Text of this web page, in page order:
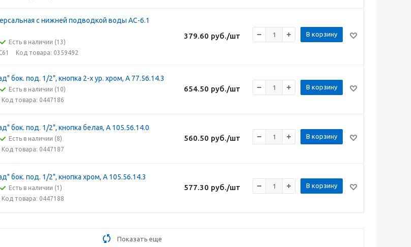
с нижней подводкой воды АС-6.1
Есть в наличии (13)
Код товара: 0359492
379.60 руб./шт В корзину
бок. под. 1/2", кнопка 2-х ур. хром, А 77.56.14.3
Есть в наличии (10)
Код товара: 0447186
654.50 руб./шт В корзину
бок. под. 1/2", кнопка белая, А 105.56.14.0
Есть в наличии (8)
Код товара: 0447187
560.50 руб./шт В корзину
бок. под. 1/2", кнопка хром, А 105.56.14.3
Есть в наличии (1)
Код товара: 0447188
577.30 руб./шт В корзину
Показать еще